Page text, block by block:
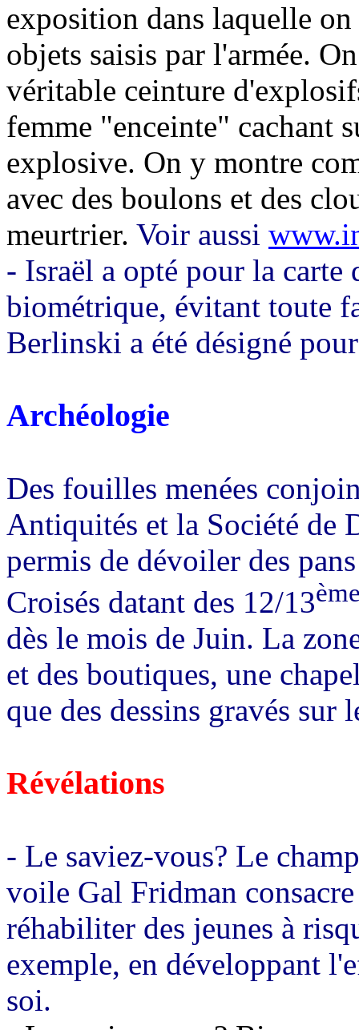
exposition dans laquelle
objets saisis par l'armée.
véritable ceinture
femme "enceinte" cachant
explosive. On y montre
avec des boulons et des
meurtrier. Voir aussi
- Israël a opté pour la carte
biométrique, évitant toute
Berlinski a été désigné
Archéologie
Des fouilles menées
Antiquités et la Société de
permis de dévoiler des
Croisés datant des 12/13
dès le mois de Juin. La
et des boutiques, une
que des dessins gravés sur
Révélations
- Le saviez-vous? Le
voile Gal Fridman
réhabiliter des jeunes à
exemple, en développant
soi.